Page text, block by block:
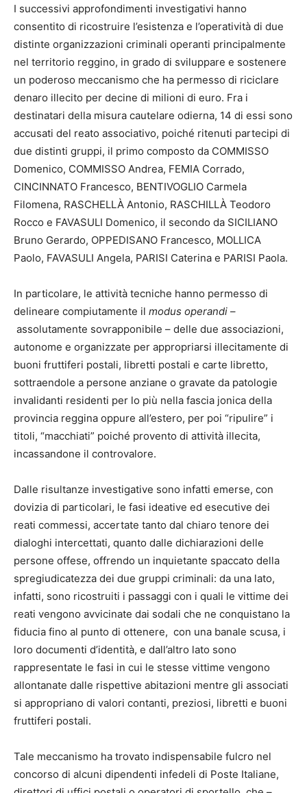
I successivi approfondimenti investigativi hanno
consentito di ricostruire l’esistenza e l’operatività di due
distinte organizzazioni criminali operanti principalmente
nel territorio reggino, in grado di sviluppare e sostenere
un poderoso meccanismo che ha permesso di riciclare
denaro illecito per decine di milioni di euro. Fra i
destinatari della misura cautelare odierna, 14 di essi sono
accusati del reato associativo, poiché ritenuti partecipi di
due distinti gruppi, il primo composto da COMMISSO
Domenico, COMMISSO Andrea, FEMIA Corrado,
CINCINNATO Francesco, BENTIVOGLIO Carmela
Filomena, RASCHELLÀ Antonio, RASCHILLÀ Teodoro
Rocco e FAVASULI Domenico, il secondo da SICILIANO
Bruno Gerardo, OPPEDISANO Francesco, MOLLICA
Paolo, FAVASULI Angela, PARISI Caterina e PARISI Paola.
In particolare, le attività tecniche hanno permesso di
delineare compiutamente il modus operandi –
assolutamente sovrapponibile – delle due associazioni,
autonome e organizzate per appropriarsi illecitamente di
buoni fruttiferi postali, libretti postali e carte libretto,
sottraendole a persone anziane o gravate da patologie
invalidanti residenti per lo più nella fascia jonica della
provincia reggina oppure all’estero, per poi “ripulire” i
titoli, “macchiati” poiché provento di attività illecita,
incassandone il controvalore.
Dalle risultanze investigative sono infatti emerse, con
dovizia di particolari, le fasi ideative ed esecutive dei
reati commessi, accertate tanto dal chiaro tenore dei
dialoghi intercettati, quanto dalle dichiarazioni delle
persone offese, offrendo un inquietante spaccato della
spregiudicatezza dei due gruppi criminali: da una lato,
infatti, sono ricostruiti i passaggi con i quali le vittime dei
reati vengono avvicinate dai sodali che ne conquistano la
fiducia fino al punto di ottenere, con una banale scusa, i
loro documenti d’identità, e dall’altro lato sono
rappresentate le fasi in cui le stesse vittime vengono
allontanate dalle rispettive abitazioni mentre gli associati
si appropriano di valori contanti, preziosi, libretti e buoni
fruttiferi postali.
Tale meccanismo ha trovato indispensabile fulcro nel
concorso di alcuni dipendenti infedeli di Poste Italiane,